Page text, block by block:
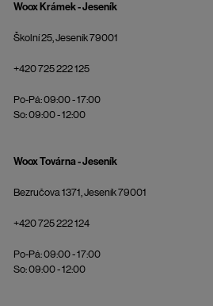
Woox Krámek - Jeseník
Školní 25, Jeseník 79001
+420 725 222 125
Po-Pá: 09:00 - 17:00
So: 09:00 - 12:00
Woox Továrna - Jeseník
Bezručova 1371, Jeseník 79001
+420 725 222 124
Po-Pá: 09:00 - 17:00
So: 09:00 - 12:00